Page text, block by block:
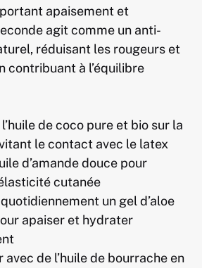
apaisement et
agit comme un anti-
réduisant les rougeurs et
contribuant à l’équilibre
de coco pure et bio sur la
le contact avec le latex
d’amande douce pour
cutanée
un gel d’aloe
apaiser et hydrater
avec de l’huile de bourrache en